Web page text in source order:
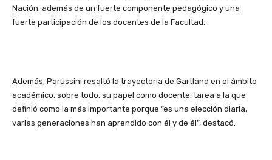
Nación, además de un fuerte componente pedagógico y una
fuerte participación de los docentes de la Facultad.
Además, Parussini resaltó la trayectoria de Gartland en el ámbito
académico, sobre todo, su papel como docente, tarea a la que
definió como la más importante porque “es una elección diaria,
varias generaciones han aprendido con él y de él”, destacó.